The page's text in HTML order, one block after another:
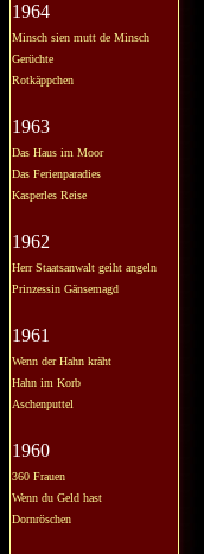
1964
Minsch sien mutt de Minsch
Gerüchte
Rotkäppchen
1963
Das Haus im Moor
Das Ferienparadies
Kasperles Reise
1962
Herr Staatsanwalt geiht angeln
Prinzessin Gänsemagd
1961
Wenn der Hahn kräht
Hahn im Korb
Aschenputtel
1960
360 Frauen
Wenn du Geld hast
Dornröschen